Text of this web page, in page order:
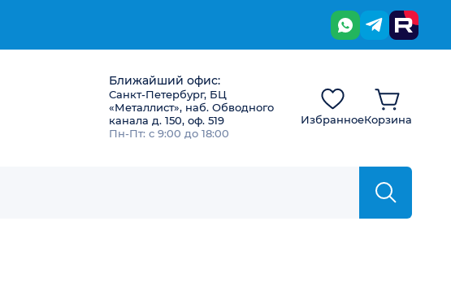
Ближайший офис:
Санкт-Петербург, БЦ
«Металлист», наб. Обводного
канала д. 150, оф. 519
Пн-Пт: с 9:00 до 18:00
ИзбранноеКорзина